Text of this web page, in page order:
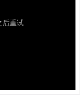
后重试